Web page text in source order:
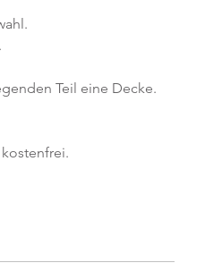
Teil eine Decke.